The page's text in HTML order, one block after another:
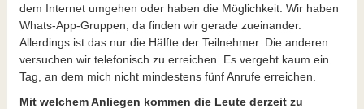
dem Internet umgehen oder haben die Möglichkeit. Wir haben
Whats-App-Gruppen, da finden wir gerade zueinander.
Allerdings ist das nur die Hälfte der Teilnehmer. Die anderen
versuchen wir telefonisch zu erreichen. Es vergeht kaum ein
Tag, an dem mich nicht mindestens fünf Anrufe erreichen.
Mit welchem Anliegen kommen die Leute derzeit zu